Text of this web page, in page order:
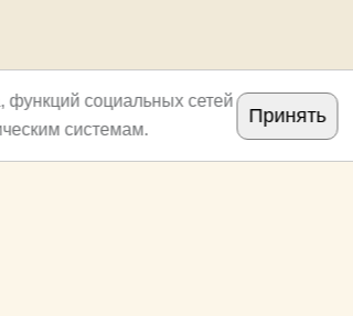
функций социальных сетей
системам.
Принять